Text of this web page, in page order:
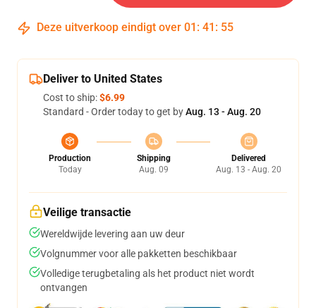
Deze uitverkoop eindigt over 01 : 41 : 54
Deliver to United States
Cost to ship:$6.99
Standard - Order today to get byAug. 13 - Aug. 20
Production
Today
Shipping
Aug. 09
Delivered
Aug. 13 - Aug. 20
Veilige transactie
Wereldwijde levering aan uw deur
Volgnummer voor alle pakketten beschikbaar
Volledige terugbetaling als het product niet wordt
ontvangen